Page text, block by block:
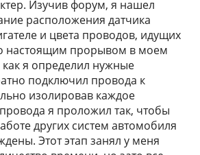
Изучив форум, я нашел
расположения датчика
и цвета проводов, идущих
настоящим прорывом в моем
как я определил нужные
подключил провода к
изолировав каждое
я проложил так, чтобы
других систем автомобиля
Этот этап занял у меня